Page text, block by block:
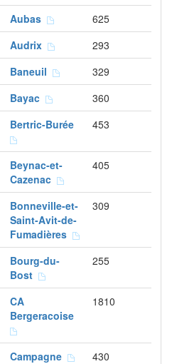
Aubas
625
Audrix
293
Baneuil
329
Bayac
360
Bertric-Burée 453
Beynac-et-
Cazenac
405
Bonneville-et-
Saint-Avit-de-
Fumadières
309
Bourg-du-
Bost
255
CA
Bergeracoise
1810
Campagne
430